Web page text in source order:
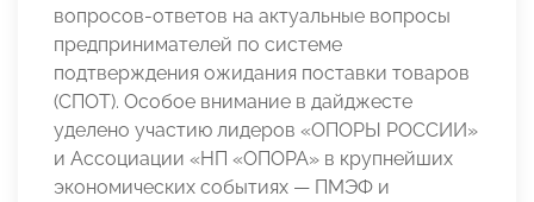
вопросов-ответов на актуальные вопросы
предпринимателей по системе
подтверждения ожидания поставки товаров
(СПОТ). Особое внимание в дайджесте
уделено участию лидеров «ОПОРЫ РОССИИ»
и Ассоциации «НП «ОПОРА» в крупнейших
экономических событиях — ПМЭФ и